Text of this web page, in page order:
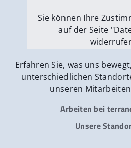
Sie können Ihre
auf der Seite
Externe Medien
Erfahren Sie, was uns
unterschiedlichen
unseren
Arbeiten bei
Unsere